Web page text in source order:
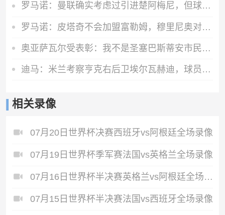
罗马诺：曼联确实考虑过引进楚阿梅尼，但球员已与皇马完成续约
罗马诺：皮塔奇不会加盟富勒姆，穆里尼奥对他很满意
奥亚萨瓦尔受表彰：我不是圣塞巴斯蒂安市民，但这里就是我的家
迪马：米兰考察亨克右后卫埃尔瓦赫迪，球员估价1300万到1500万欧
相关录像
07月20日世界杯决赛西班牙vs阿根廷全场录像
07月19日世界杯季军赛法国vs英格兰全场录像
07月16日世界杯半决赛英格兰vs阿根廷全场录像
07月15日世界杯半决赛法国vs西班牙全场录像